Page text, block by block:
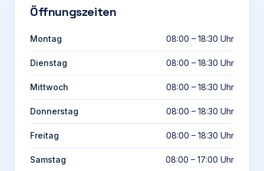
Öffnungszeiten
Montag 08:00 – 18:30 Uhr
Dienstag 08:00 – 18:30 Uhr
Mittwoch 08:00 – 18:30 Uhr
Donnerstag 08:00 – 18:30 Uhr
Freitag 08:00 – 18:30 Uhr
Samstag 08:00 – 17:00 Uhr